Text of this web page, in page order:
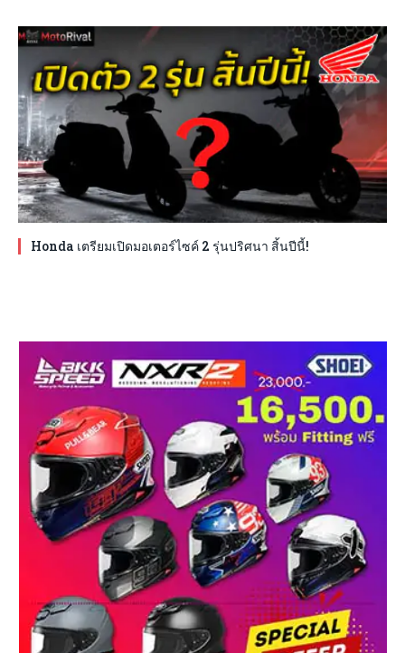
Honda เตรียมเปิดมอเตอร์ไซค์ 2 รุ่นปริศนา สิ้นปีนี้!